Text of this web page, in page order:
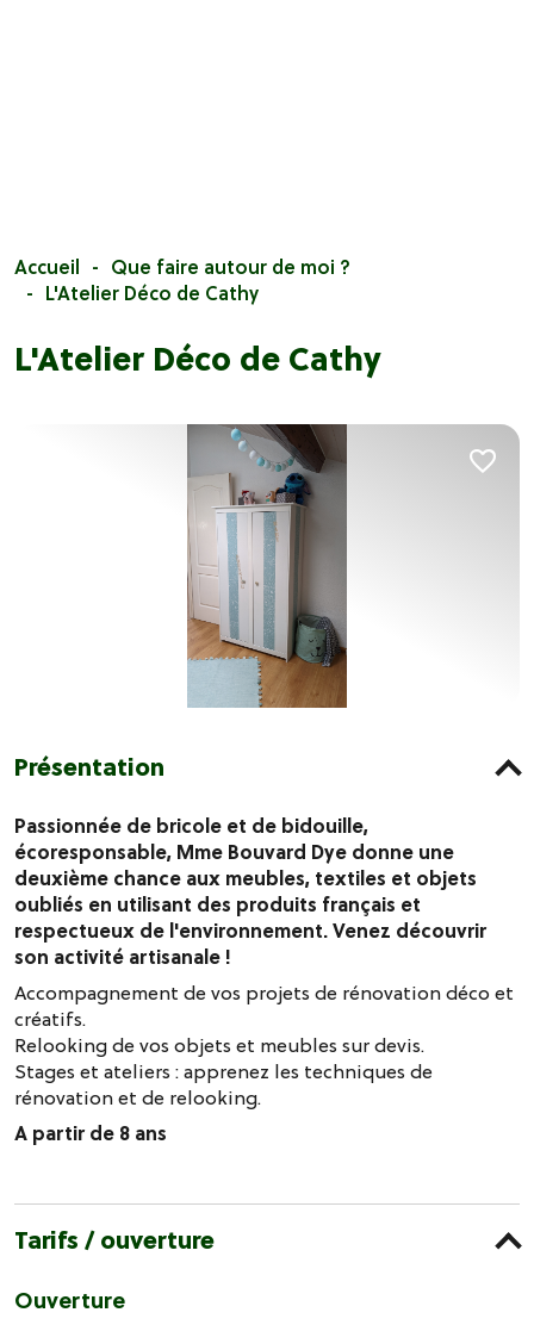
Accueil
Que faire autour de moi ?
L'Atelier Déco de Cathy
L'Atelier Déco de Cathy
Présentation
Passionnée de bricole et de bidouille,
écoresponsable, Mme Bouvard Dye donne une
deuxième chance aux meubles, textiles et objets
oubliés en utilisant des produits français et
respectueux de l'environnement. Venez découvrir
son activité artisanale !
Accompagnement de vos projets de rénovation déco et
créatifs.
Relooking de vos objets et meubles sur devis.
Stages et ateliers : apprenez les techniques de
rénovation et de relooking.
A partir de 8 ans
Tarifs / ouverture
Ouverture